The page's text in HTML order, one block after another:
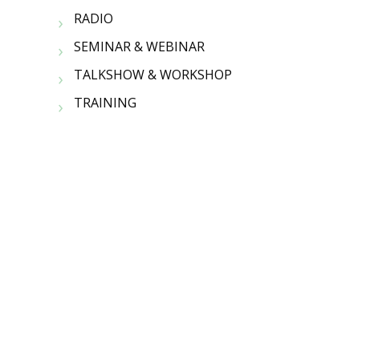
RADIO
SEMINAR & WEBINAR
TALKSHOW & WORKSHOP
TRAINING